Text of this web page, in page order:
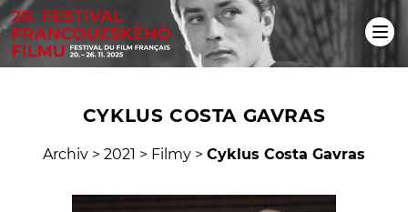
CYKLUS COSTA GAVRAS
Archiv > 2021 > Filmy > Cyklus Costa Gavras